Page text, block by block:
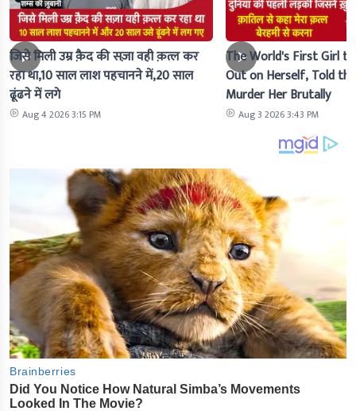
जिसे मिली उम्र क़ैद की सज़ा वही क़त्ल कर
रहा था,10 साल लाश पहचानने में,20 साल
ढूंढने में लगे
Aug 4 2026 3:15 PM
The World's First Girl
Out on Herself, Told
Murder Her Brutally
Aug 3 2026 3:43 PM